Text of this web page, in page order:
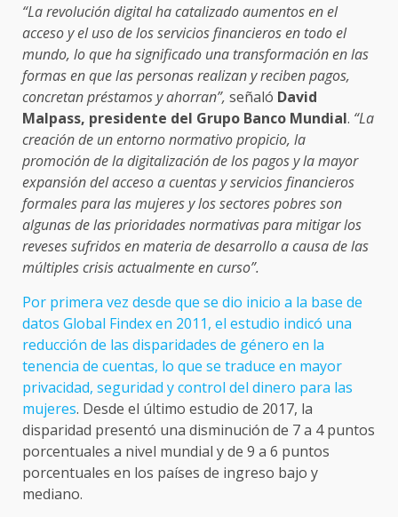
“La revolución digital ha catalizado aumentos en el
acceso y el uso de los servicios financieros en todo el
mundo, lo que ha significado una transformación en las
formas en que las personas realizan y reciben pagos,
concretan préstamos y ahorran”, señaló David
Malpass, presidente del Grupo Banco Mundial. “La
creación de un entorno normativo propicio, la
promoción de la digitalización de los pagos y la mayor
expansión del acceso a cuentas y servicios financieros
formales para las mujeres y los sectores pobres son
algunas de las prioridades normativas para mitigar los
reveses sufridos en materia de desarrollo a causa de las
múltiples crisis actualmente en curso”.
Por primera vez desde que se dio inicio a la base de
datos Global Findex en 2011, el estudio indicó una
reducción de las disparidades de género en la
tenencia de cuentas, lo que se traduce en mayor
privacidad, seguridad y control del dinero para las
mujeres. Desde el último estudio de 2017, la
disparidad presentó una disminución de 7 a 4 puntos
porcentuales a nivel mundial y de 9 a 6 puntos
porcentuales en los países de ingreso bajo y
mediano.